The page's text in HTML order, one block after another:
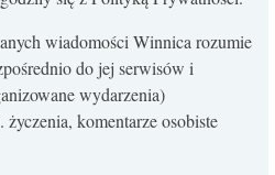
wiadomości Winnica rozumie
do jej serwisów i
wydarzenia)
komentarze osobiste